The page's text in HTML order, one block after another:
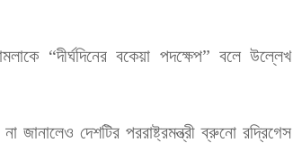
“দীর্ঘদিনের বকেয়া পদক্ষেপ” বলে উল্লেখ
জানালেও দেশটির পররাষ্ট্রমন্ত্রী ব্রুনো রদ্রিগেস